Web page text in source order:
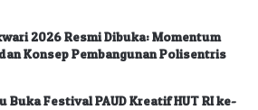
2026 Resmi Dibuka: Momentum
Konsep Pembangunan Polisentris
Buka Festival PAUD Kreatif HUT RI ke-